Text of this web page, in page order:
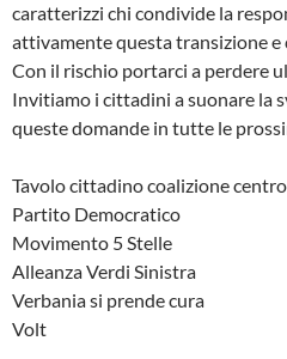
caratterizzi chi condivide la
attivamente questa transizione
Con il rischio portarci a perdere
Invitiamo i cittadini a suonare la
queste domande in tutte le
Tavolo cittadino coalizione
Partito Democratico
Movimento 5 Stelle
Alleanza Verdi Sinistra
Verbania si prende cura
Volt